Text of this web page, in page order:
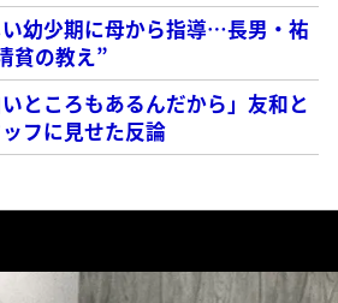
幼少期に母から指導…長男・祐
貧の教え”
ところもあるんだから」友和と
フに見せた反論